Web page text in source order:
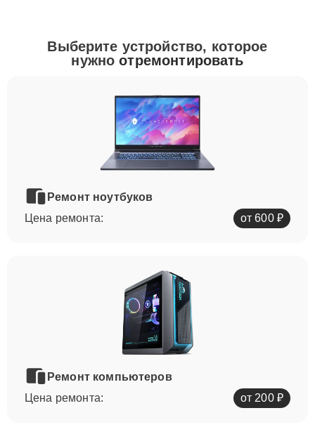
Выберите устройство, которое
нужноотремонтировать
Ремонт ноутбуков
Цена ремонта:
от 600 ₽
Ремонт компьютеров
Цена ремонта:
от 200 ₽